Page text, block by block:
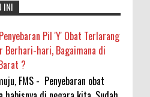
INI
Pil 'Y' Obat Terlarang
Berhari-hari, Bagaimana di
?
FMS - Penyebaran obat